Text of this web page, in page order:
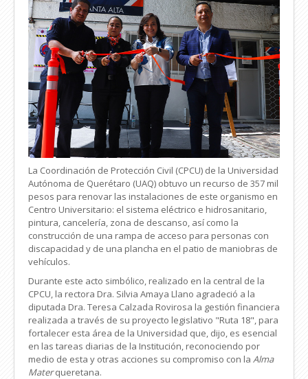
La Coordinación de Protección Civil (CPCU) de la Universidad
Autónoma de Querétaro (UAQ) obtuvo un recurso de 357 mil
pesos para renovar las instalaciones de este organismo en
Centro Universitario: el sistema eléctrico e hidrosanitario,
pintura, cancelería, zona de descanso, así como la
construcción de una rampa de acceso para personas con
discapacidad y de una plancha en el patio de maniobras de
vehículos.
Durante este acto simbólico, realizado en la central de la
CPCU, la rectora Dra. Silvia Amaya Llano agradeció a la
diputada Dra. Teresa Calzada Rovirosa la gestión financiera
realizada a través de su proyecto legislativo "Ruta 18", para
fortalecer esta área de la Universidad que, dijo, es esencial
en las tareas diarias de la Institución, reconociendo por
medio de esta y otras acciones su compromiso con la Alma
Materqueretana.